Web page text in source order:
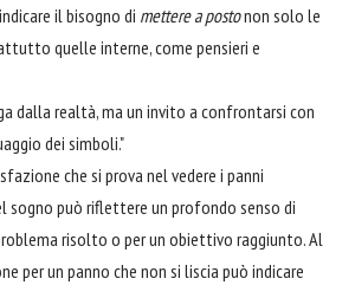
il bisogno di mettere a postonon solo le
quelle interne, come pensieri e
dalla realtà, ma un invito a confrontarsi con
dei simboli."
che si prova nel vedere i panni
può riflettere un profondo senso di
risolto o per un obiettivo raggiunto. Al
per un panno che non si liscia può indicare